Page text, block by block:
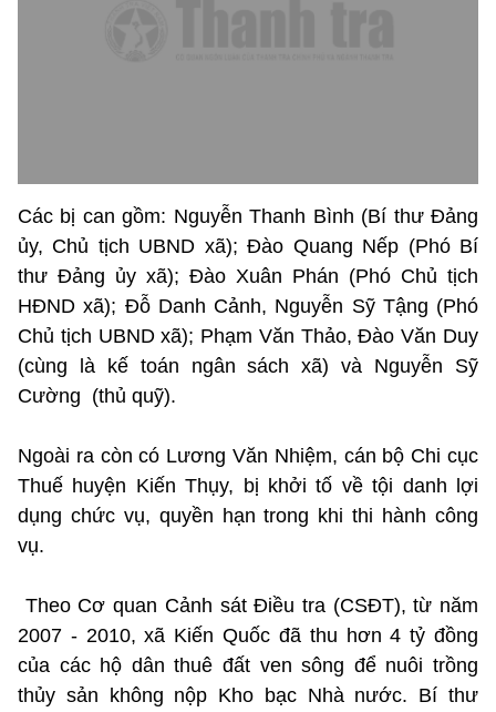
Các bị can gồm: Nguyễn Thanh Bình (Bí thư Đảng
ủy, Chủ tịch UBND xã); Đào Quang Nếp (Phó Bí
thư Đảng ủy xã); Đào Xuân Phán (Phó Chủ tịch
HĐND xã); Đỗ Danh Cảnh, Nguyễn Sỹ Tậng (Phó
Chủ tịch UBND xã); Phạm Văn Thảo, Đào Văn Duy
(cùng là kế toán ngân sách xã) và Nguyễn Sỹ
Cường (thủ quỹ).
Ngoài ra còn có Lương Văn Nhiệm, cán bộ Chi cục
Thuế huyện Kiến Thụy, bị khởi tố về tội danh lợi
dụng chức vụ, quyền hạn trong khi thi hành công
vụ.
Theo Cơ quan Cảnh sát Điều tra (CSĐT), từ năm
2007 - 2010, xã Kiến Quốc đã thu hơn 4 tỷ đồng
của các hộ dân thuê đất ven sông để nuôi trồng
thủy sản không nộp Kho bạc Nhà nước. Bí thư